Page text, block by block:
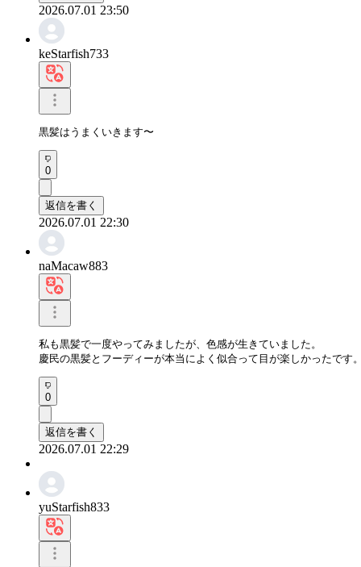
2026.07.01 23:50
keStarfish733
黒髪はうまくいきます〜
0
返信を書く
2026.07.01 22:30
naMacaw883
私も黒髪で一度やってみましたが、色感が生きていました。
慶民の黒髪とフーディーが本当によく似合って目が楽しかったです
0
返信を書く
2026.07.01 22:29
yuStarfish833